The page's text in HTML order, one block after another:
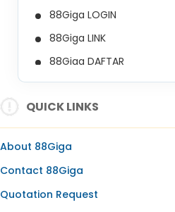
88Giga LOGIN
88Giga LINK
88Giga DAFTAR
SLOT ONLINE
SLOT GACOR
SLOT GACOR HARI INI
SLOT OLYMPUS
BANDAR SLOT
SLOT RESMI
QUICK LINKS
About 88Giga
Contact 88Giga
Quotation Request